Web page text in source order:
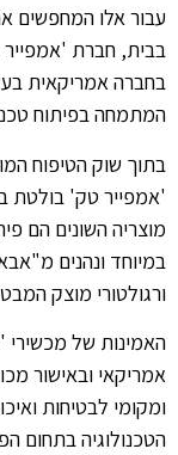
עבור אלו המחפשים
בבית, חברת
המתמחה בפיתוח
בתוך שוק הטיפוח
'אמפייר טק' בולטת
מוצריה השונים הם
במיוחד ונהנים
ורגולטורי מוצק
אמריקאי ובאישור
ומקומי לבטיחות
הטכנולוגיה בתחום